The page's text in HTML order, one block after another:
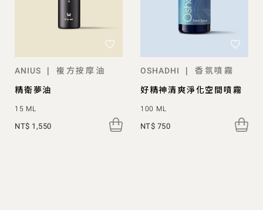
ANIUS |
複方按摩油
精衛夢油
15 ML
NT$ 1,550
OSHADHI |
香氛噴霧
好精神清爽淨化空間噴霧
100 ML
NT$ 750